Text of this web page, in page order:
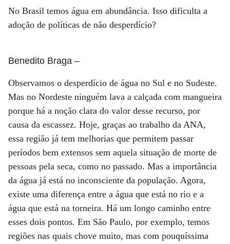
No Brasil temos água em abundância. Isso dificulta a
adoção de políticas de não desperdício?
Benedito Braga –
Observamos o desperdício de água no Sul e no Sudeste.
Mas no Nordeste ninguém lava a calçada com mangueira
porque há a noção clara do valor desse recurso, por
causa da escassez. Hoje, graças ao trabalho da ANA,
essa região já tem melhorias que permitem passar
períodos bem extensos sem aquela situação de morte de
pessoas pela seca, como no passado. Mas a importância
da água já está no inconsciente da população. Agora,
existe uma diferença entre a água que está no rio e a
água que está na torneira. Há um longo caminho entre
esses dois pontos. Em São Paulo, por exemplo, temos
regiões nas quais chove muito, mas com pouquíssima